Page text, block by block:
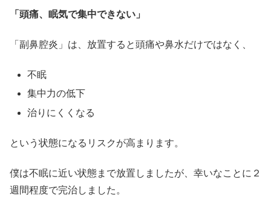
「頭痛、眠気で集中できない」
「副鼻腔炎」は、放置すると頭痛や鼻水だけではなく、
不眠
集中力の低下
治りにくくなる
という状態になるリスクが高まります。
僕は不眠に近い状態まで放置しましたが、幸いなことに２
週間程度で完治しました。